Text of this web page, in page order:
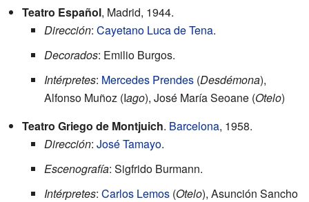
Teatro Español, Madrid, 1944.
Dirección: Cayetano Luca de Tena.
Decorados: Emilio Burgos.
Intérpretes: Mercedes Prendes (Desdémona),
Alfonso Muñoz (Iago), José María Seoane (Otelo)
Teatro Griego de Montjuich. Barcelona, 1958.
Dirección: José Tamayo.
Escenografía: Sigfrido Burmann.
Intérpretes: Carlos Lemos (Otelo), Asunción Sancho